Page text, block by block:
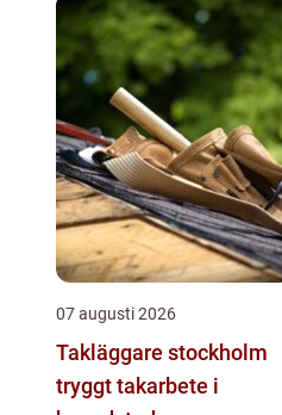
07 augusti 2026
Takläggare stockholm
tryggt takarbete i